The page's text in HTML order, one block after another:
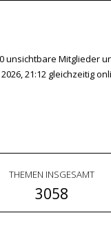
unsichtbare Mitglieder
21:12 gleichzeitig
THEMEN INSGESAMT
3058